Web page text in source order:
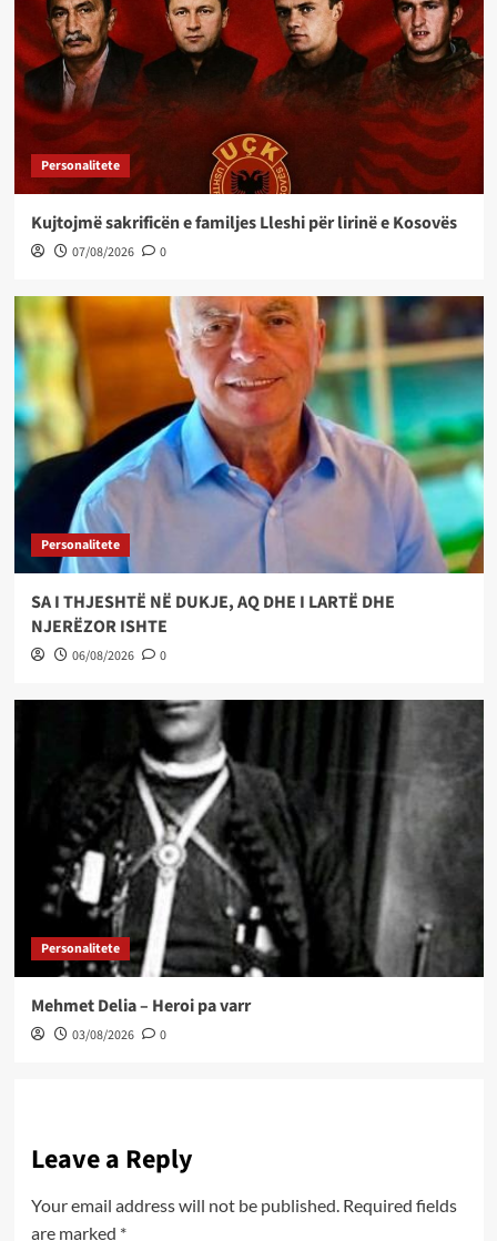
Personalitete
Kujtojmë sakrificën e familjes Lleshi për lirinë e Kosovës
07/08/2026 0
Personalitete
SA I THJESHTË NË DUKJE, AQ DHE I LARTË DHE
NJERËZOR ISHTE
06/08/2026 0
Personalitete
Mehmet Delia – Heroi pa varr
03/08/2026 0
Leave a Reply
Your email address will not be published. Required fields
are marked *